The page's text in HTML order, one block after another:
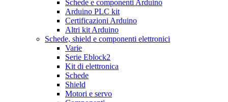
Schede e componenti Arduino
Arduino PLC kit
Certificazioni Arduino
Altri kit Arduino
Schede, shield e componenti elettronici
Varie
Serie Eblock2
Kit di elettronica
Schede
Shield
Motori e servo